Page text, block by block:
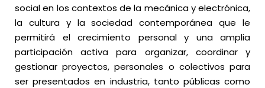
social en los contextos de la mecánica y electrónica,
la cultura y la sociedad contemporánea que le
permitirá el crecimiento personal y una amplia
participación activa para organizar, coordinar y
gestionar proyectos, personales o colectivos para
ser presentados en industria, tanto públicas como